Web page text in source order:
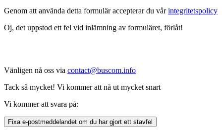
Genom att använda detta formulär accepterar du vårintegritetspolicy
Oj, det uppstod ett fel vid inlämning av formuläret, förlåt!
Vänligen nå oss via contact@buscom.info
Tack så mycket! Vi kommer att nå ut mycket snart
Vi kommer att svara på:
Fixa e-postmeddelandet om du har gjort ett stavfel